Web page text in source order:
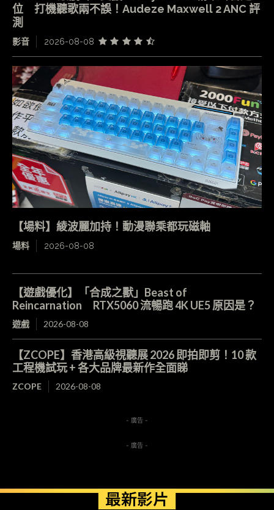
位 打機聽歌兩不誤！Audeze Maxwell 2 ANC 評
測
影音 2026-08-08
【場料】綾波麗加持！動漫聯乘都玩磁軸
場料 2026-08-08
【遊戲優化】「合成之獸」Beast of
Reincarnation RTX5060 流暢跑 4K UE5 原因是？
遊戲 2026-08-08
【ZCOPE】香港高級視聽展 2026 即拍即剪！10 款
工程機試玩 + 各大品牌最新作全面睇
ZCOPE 2026-08-08
- 廣告 -
- 廣告 -
最新影片